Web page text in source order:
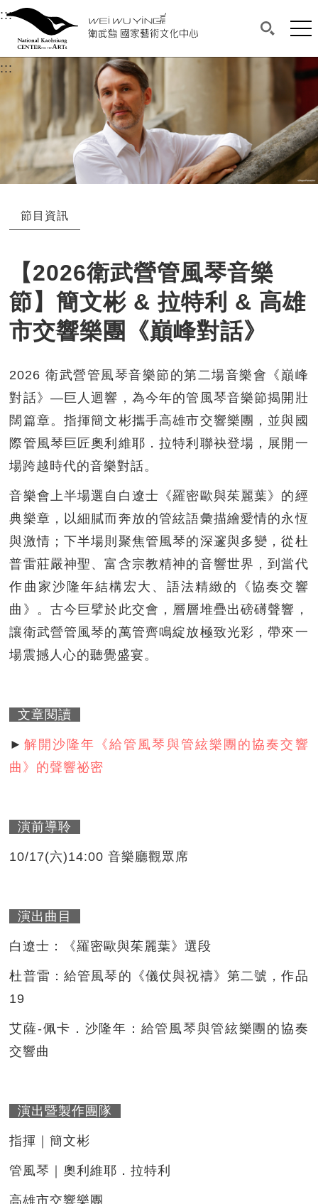
衛武營國家藝術文化中心
中央內容區塊，為本頁主要內容區。
:::選單連結區塊，此區塊列有本網站主要連結。
衛武營國家藝術文化中心
搜尋(開
網
::: 中央內容區塊，為本頁主要內容區。
節目資訊
【2026衛武營管風琴音樂
節】簡文彬 & 拉特利 & 高雄
市交響樂團《巔峰對話》
2026 衛武營管風琴音樂節的第二場音樂會《巔峰
對話》—巨人迴響，為今年的管風琴音樂節揭開壯
闊篇章。指揮簡文彬攜手高雄市交響樂團，並與國
際管風琴巨匠奧利維耶．拉特利聯袂登場，展開一
場跨越時代的音樂對話。
音樂會上半場選自白遼士《羅密歐與茱麗葉》的經
典樂章，以細膩而奔放的管絃語彙描繪愛情的永恆
與激情；下半場則聚焦管風琴的深邃與多變，從杜
普雷莊嚴神聖、富含宗教精神的音響世界，到當代
作曲家沙隆年結構宏大、語法精緻的《協奏交響
曲》。古今巨擘於此交會，層層堆疊出磅礡聲響，
讓衛武營管風琴的萬管齊鳴綻放極致光彩，帶來一
場震撼人心的聽覺盛宴。
文章閱讀
► 解開沙隆年《給管風琴與管絃樂團的協奏交響
曲》的聲響祕密
演前導聆
10/17(六)14:00 音樂廳觀眾席
演出曲目
白遼士：《羅密歐與茱麗葉》選段
杜普雷：給管風琴的《儀仗與祝禱》第二號，作品
19
艾薩-佩卡．沙隆年：給管風琴與管絃樂團的協奏
交響曲
演出暨製作團隊
指揮｜簡文彬
管風琴｜奧利維耶．拉特利
高雄市交響樂團